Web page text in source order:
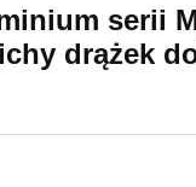
serii
drążek